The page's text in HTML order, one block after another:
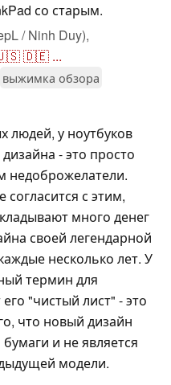
со старым.
/ Ninh Duy),
🇩🇪 ...
выжимка обзора
людей, у ноутбуков
- это просто
недоброжелатели.
с этим,
много денег
своей легендарной
несколько лет. У
термин для
"чистый лист" - это
что новый дизайн
и не является
модели.